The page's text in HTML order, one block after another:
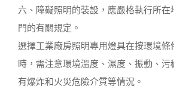
六、障礙照明的裝設，應嚴格執行所在
門的有關規定。
選擇工業廠房照明專用燈具在按環境
時，需注意環境溫度、濕度、振動、污
有爆炸和火災危險介質等情況。